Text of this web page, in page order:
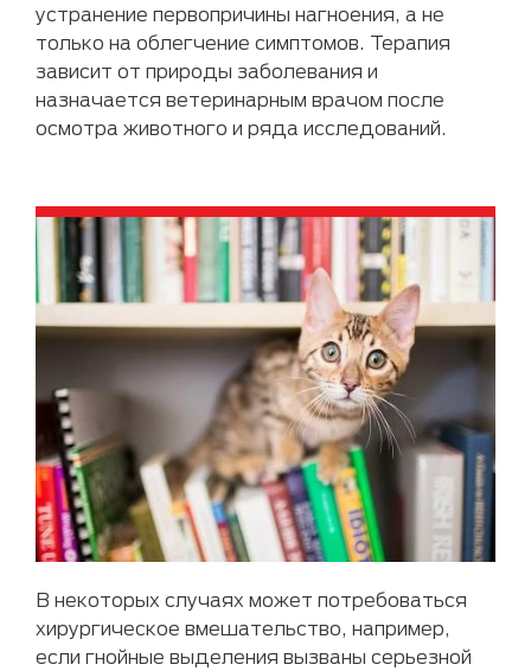
устранение первопричины нагноения, а не
только на облегчение симптомов. Терапия
зависит от природы заболевания и
назначается ветеринарным врачом после
осмотра животного и ряда исследований.
В некоторых случаях может потребоваться
хирургическое вмешательство, например,
если гнойные выделения вызваны серьезной